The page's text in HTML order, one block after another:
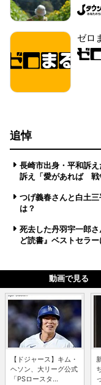
ゼロ
追悼
長崎市出身・平和訴
訴え「愛があれば 戦
つげ義春さんと白土
は？
死去した丹羽宇一郎
ど読書』ベストセラー
動画で見る
【ドジャース】キム・
ヘソン、大リーグ公式
「PSロースタ...